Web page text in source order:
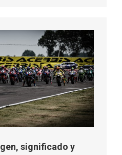
significado y